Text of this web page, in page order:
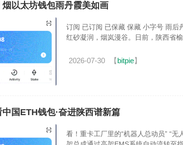
以太坊钱包雨丹霞美如画
订阅 已订阅 已保藏 保藏 小字号 雨后
红砂凝润，烟岚漫谷。日前，陕西省
2026-07-30 【bitpie】
国ETH钱包·奋进陕西谱新篇
看！重卡工厂里的“机器人总动员” “